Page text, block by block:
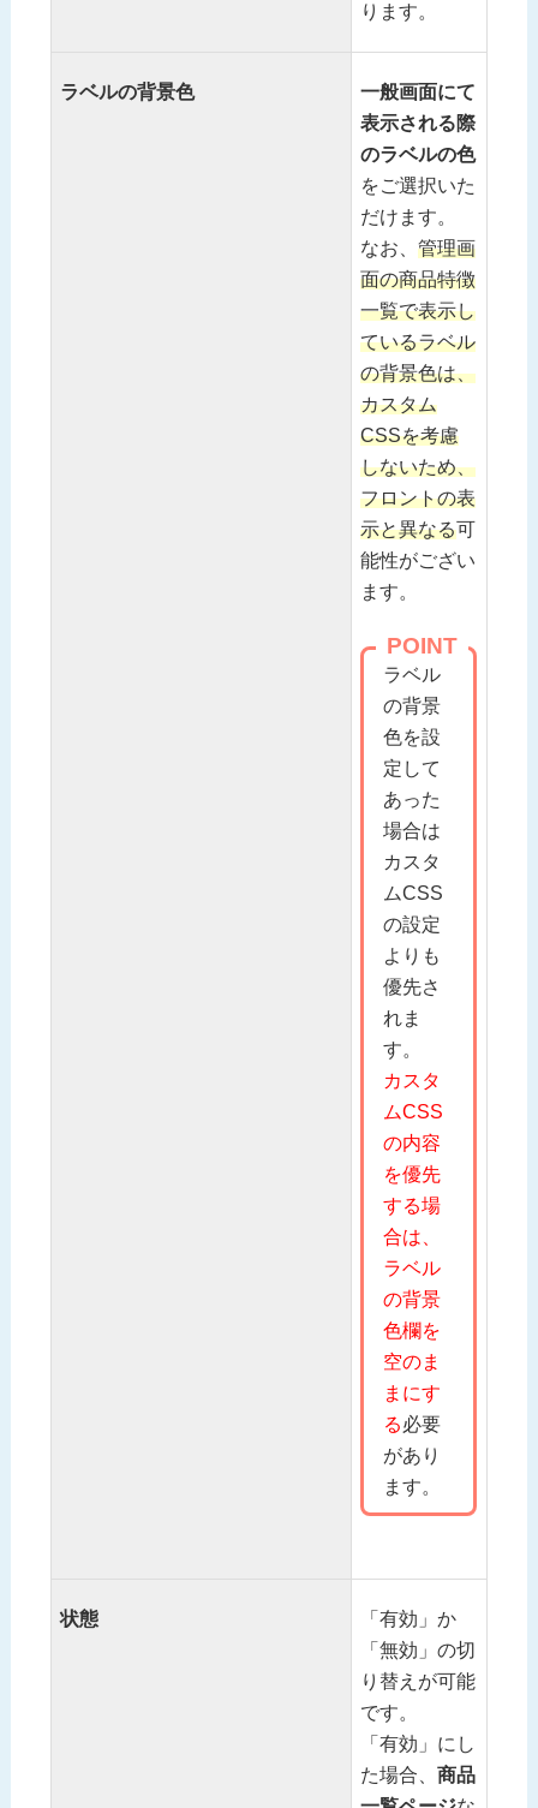
ります。
ラベルの背景色
一般画面にて
表示される際
のラベルの色
をご選択いた
だけます。
なお、 管理画
面の商品特徴
一覧で表示し
ているラベル
の背景色は、
カスタム
CSSを考慮
しないため、
フロントの表
示と異なる可
能性がござい
ます。
POINT
ラベル
の背景
色を設
定して
あった
場合は
カスタ
ムCSS
の設定
よりも
優先さ
れま
す。
カスタ
ムCSS
の内容
を優先
する場
合は、
ラベル
の背景
色欄を
空のま
まにす
る必要
があり
ます。
状態
「有効」か
「無効」の切
り替えが可能
です。
「有効」にし
た場合、 商品